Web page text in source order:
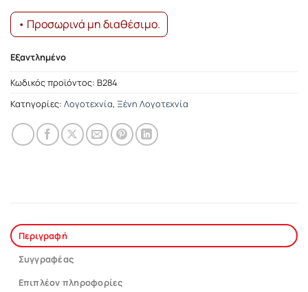
• Προσωρινά μη διαθέσιμο.
Εξαντλημένο
Κωδικός προϊόντος: Β284
Κατηγορίες: Λογοτεχνία, Ξένη Λογοτεχνία
Περιγραφή
Συγγραφέας
Επιπλέον πληροφορίες